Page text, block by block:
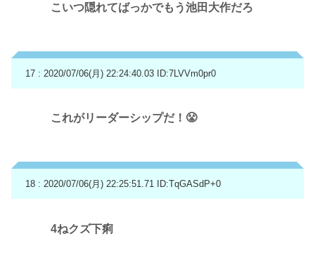
こいつ隠れてばっかでもう池田大作だろ
17 : 2020/07/06(月) 22:24:40.03 ID:7LVVm0pr0
これがリーダーシップだ！😤
18 : 2020/07/06(月) 22:25:51.71 ID:TqGASdP+0
4ねクズ下痢